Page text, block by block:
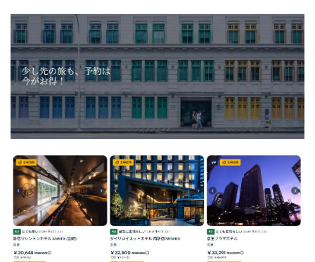
い！
航空
券予
約で
世界
中の
ルが
最大
半額
2.4
【強
み】
手配
手数
料・